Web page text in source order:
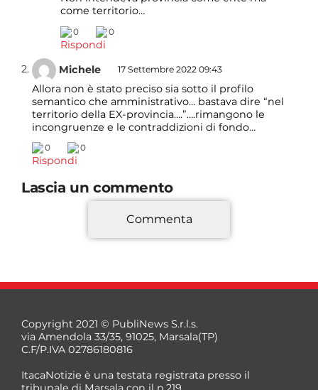
come territorio…
0 0
Rispondi
Michele
17 Settembre 2022 09:43
Allora non è stato preciso sia sotto il profilo
semantico che amministrativo… bastava dire “nel
territorio della EX-provincia….”….rimangono le
incongruenze e le contraddizioni di fondo…
0 0
Rispondi
Lascia un commento
*
Commenta
Copyright 2021 © PubliNews S.r.l.s.
via Amendola 33/35, 91025, Marsala(TP)
C.F/P.IVA 02786180816
ItacaNotizie è una testata registrata presso il